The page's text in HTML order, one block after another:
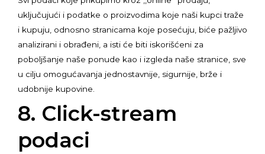
uključujući i podatke o proizvodima koje naši kupci traže
i kupuju, odnosno stranicama koje posećuju, biće pažljivo
analizirani i obrađeni, a isti će biti iskorišćeni za
poboljšanje naše ponude kao i izgleda naše stranice, sve
u cilju omogućavanja jednostavnije, sigurnije, brže i
udobnije kupovine.
8. Click-stream
podaci